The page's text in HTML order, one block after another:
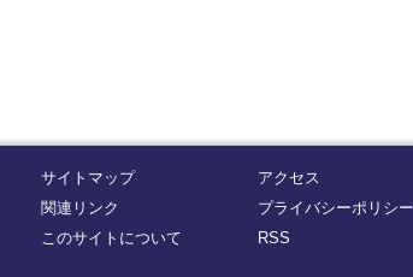
令和７年（２０２
サイトマップ アクセス
関連リンク
プライバシーポリシー
このサイトについて
RSS